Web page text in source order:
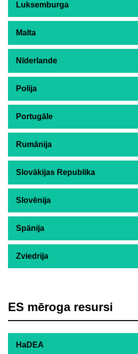
Luksemburga
Malta
Nīderlande
Polija
Portugāle
Rumānija
Slovākijas Republika
Slovēnija
Spānija
Zviedrija
ES mēroga resursi
HaDEA